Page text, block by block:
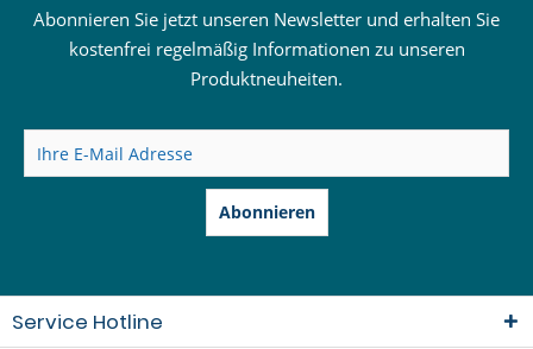
Abonnieren Sie jetzt unseren Newsletter und erhalten Sie
kostenfrei regelmäßig Informationen zu unseren
Produktneuheiten.
Abonnieren
Service Hotline